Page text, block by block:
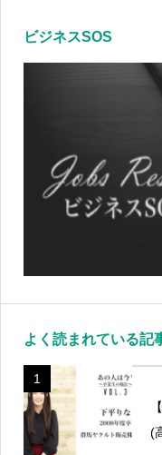
ビジネスSOS
よく読まれている記
1
(